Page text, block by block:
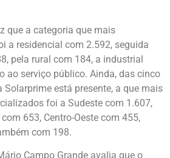
que a categoria que mais
a residencial com 2.592, seguida
pela rural com 184, a industrial
ao serviço público. Ainda, das cinco
Solarprime está presente, a que mais
foi a Sudeste com 1.607,
653, Centro-Oeste com 455,
com 198.
Campo Grande avalia que o